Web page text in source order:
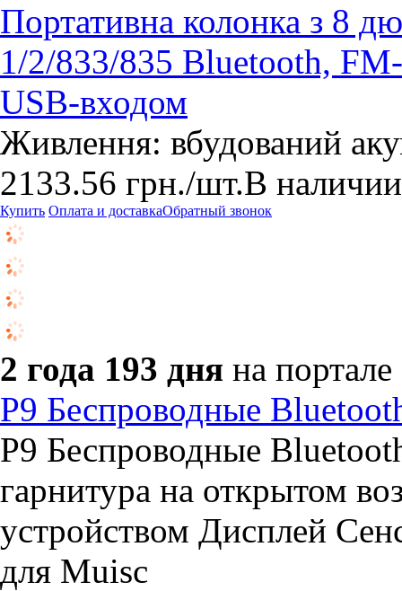
Портативна колонка з 8
1/2/833/835 Bluetooth,
USB-входом
Живлення: вбудований
2133.56 грн./шт.В наличии
Купить Оплата и доставкаОбратный звонок
2 года 193 дня на портале
P9 Беспроводные
P9 Беспроводные
гарнитура на открытом
устройством Дисплей
для Muisc